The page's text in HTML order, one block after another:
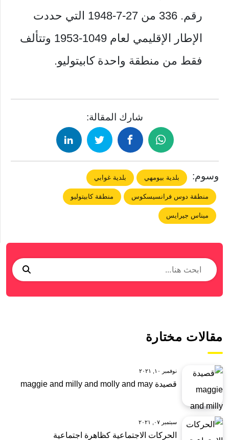
رقم. 336 من 27-7-1948 التي حددت
الإطار الإقليمي لعام 1049-1953 وتتألف
فقط من منطقة واحدة كابيتوليو.
شارك المقالة:
وسوم: بلدية بيومهي بلدية غوابي
منطقة دوس فرانسيسكوس منطقة كابيتوليو
ميناس جيرايس
مقالات مختارة
نوفمبر ١٠, ٢٠٢١
قصيدة maggie and milly and molly and may
سبتمبر ٠٧, ٢٠٢١
الحركات الاجتماعية كظاهرة اجتماعية